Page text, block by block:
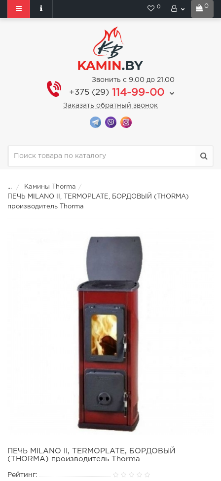
0
0
Звонить с 9.00 до 21.00
+375 (29) 114-99-00
Заказать обратный звонок
...
Камины Thorma
ПЕЧЬ MILANO II, TERMOPLATE, БОРДОВЫЙ (THORMA)
производитель Thorma
ПЕЧЬ MILANO II, TERMOPLATE, БОРДОВЫЙ
(THORMA) производитель Thorma
Рейтинг: